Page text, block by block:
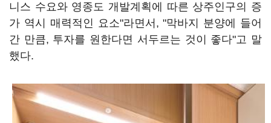
니스 수요와 영종도 개발계획에 따른 상주인구의 증
가 역시 매력적인 요소"라면서, "막바지 분양에 들어
간 만큼, 투자를 원한다면 서두르는 것이 좋다"고 말
했다.